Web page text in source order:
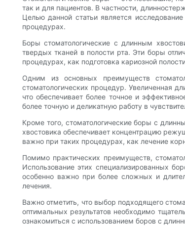
так и для пациентов. В частности,
Целью данной статьи является
процедурах.
Боры стоматологические с длинным
твердых тканей в полости рта. Эти боры
процедурах, как подготовка кариозной
Одним из основных преимуществ
стоматологических процедур. Увеличенная
что обеспечивает более точное и
более точную и деликатную работу в
Кроме того, стоматологические боры с
хвостовика обеспечивает концентрацию
важно при таких процедурах, как лечение
Помимо практических преимуществ,
Использование этих специализированных
особенно важно при более сложных и
лечения.
Важно отметить, что выбор подходящего
оптимальных результатов необходимо
ознакомиться с использованием боров с